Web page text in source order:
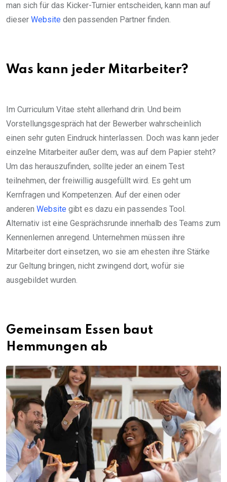
man sich für das Kicker-Turnier entscheiden, kann man auf
dieser Website den passenden Partner finden.
Was kann jeder Mitarbeiter?
Im Curriculum Vitae steht allerhand drin. Und beim
Vorstellungsgespräch hat der Bewerber wahrscheinlich
einen sehr guten Eindruck hinterlassen. Doch was kann jeder
einzelne Mitarbeiter außer dem, was auf dem Papier steht?
Um das herauszufinden, sollte jeder an einem Test
teilnehmen, der freiwillig ausgefüllt wird. Es geht um
Kernfragen und Kompetenzen. Auf der einen oder
anderen Website gibt es dazu ein passendes Tool.
Alternativ ist eine Gesprächsrunde innerhalb des Teams zum
Kennenlernen anregend. Unternehmen müssen ihre
Mitarbeiter dort einsetzen, wo sie am ehesten ihre Stärke
zur Geltung bringen, nicht zwingend dort, wofür sie
ausgebildet wurden.
Gemeinsam Essen baut
Hemmungen ab